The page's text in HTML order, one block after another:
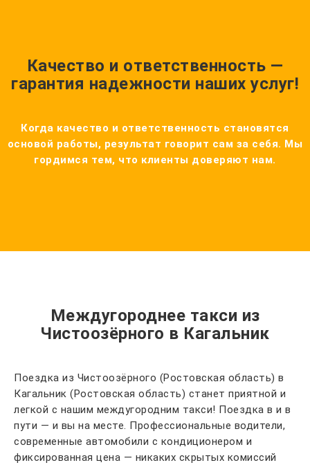
Качество и ответственность —
гарантия надежности наших услуг!
Когда качество и ответственность становятся
основой работы, результат говорит сам за себя. Мы
гордимся тем, что клиенты доверяют нам.
Междугороднее такси из
Чистоозёрного в Кагальник
Поездка из Чистоозёрного (Ростовская область) в
Кагальник (Ростовская область) станет приятной и
легкой с нашим междугородним такси! Поездка в и в
пути — и вы на месте. Профессиональные водители,
современные автомобили с кондиционером и
фиксированная цена — никаких скрытых комиссий